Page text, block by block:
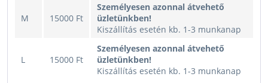
M 15000 Ft
Személyesen azonnal átvehető
üzletünkben!
Kiszállítás esetén kb. 1-3 munkanap
L 15000 Ft
Személyesen azonnal átvehető
üzletünkben!
Kiszállítás esetén kb. 1-3 munkanap